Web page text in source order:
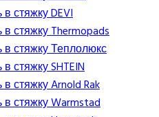
стяжку DEVI
в стяжку Thermopads
в стяжку Теплолюкс
стяжку SHTEIN
стяжку Arnold Rak
в стяжку Warmstad